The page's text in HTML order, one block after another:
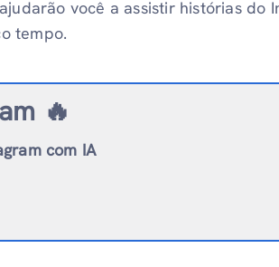
você a assistir histórias do
tempo.
🔥
com IA